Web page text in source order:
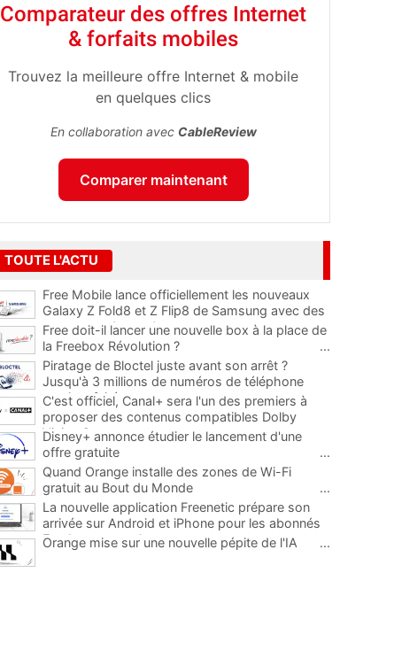
Comparateur des offres Internet
& forfaits mobiles
Trouvez la meilleure offre Internet & mobile
en quelques clics
En collaboration avec CableReview
Comparer maintenant
TOUTE L'ACTU
Free Mobile lance officiellement les nouveaux
Galaxy Z Fold8 et Z Flip8 de Samsung avec des
promos et des cadeaux
...
Free doit-il lancer une nouvelle box à la place de
la Freebox Révolution ?
...
Piratage de Bloctel juste avant son arrêt ?
Jusqu'à 3 millions de numéros de téléphone
auraient fuité
C'est officiel, Canal+ sera l'un des premiers à
proposer des contenus compatibles Dolby
Vision 2
Disney+ annonce étudier le lancement d'une
offre gratuite
...
Quand Orange installe des zones de Wi-Fi
gratuit au Bout du Monde
...
La nouvelle application Freenetic prépare son
arrivée sur Android et iPhone pour les abonnés
Freebox, testez la
Orange mise sur une nouvelle pépite de l'IA ...